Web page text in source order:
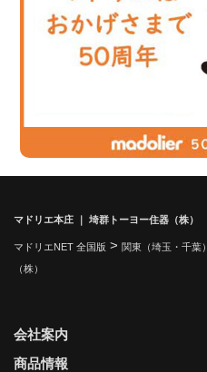
マドリエ本庄 ｜ 埼群トーヨー住器（株）
マドリエNET 全国版 > 関東（埼玉・千葉）
（株）
会社案内
商品情報